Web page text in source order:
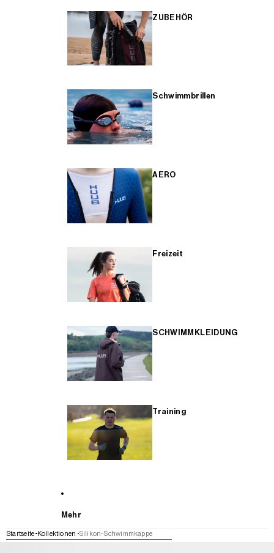
ZUBEHÖR
Schwimmbrillen
AERO
Freizeit
SCHWIMMKLEIDUNG
Training
Mehr
Startseite Kollektionen Silikon-Schwimmkappe
WEITER ZU DEN PRODUKTINFORMATIONEN